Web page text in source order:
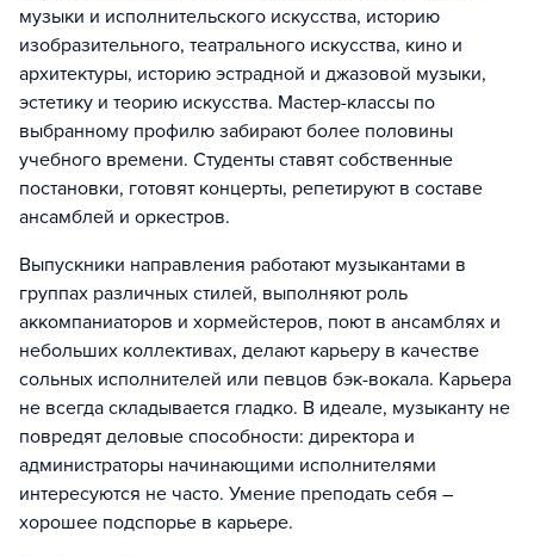
музыки и исполнительского искусства, историю
изобразительного, театрального искусства, кино и
архитектуры, историю эстрадной и джазовой музыки,
эстетику и теорию искусства. Мастер-классы по
выбранному профилю забирают более половины
учебного времени. Студенты ставят собственные
постановки, готовят концерты, репетируют в составе
ансамблей и оркестров.
Выпускники направления работают музыкантами в
группах различных стилей, выполняют роль
аккомпаниаторов и хормейстеров, поют в ансамблях и
небольших коллективах, делают карьеру в качестве
сольных исполнителей или певцов бэк-вокала. Карьера
не всегда складывается гладко. В идеале, музыканту не
повредят деловые способности: директора и
администраторы начинающими исполнителями
интересуются не часто. Умение преподать себя –
хорошее подспорье в карьере.